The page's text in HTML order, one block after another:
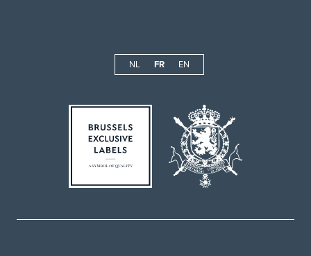
NL FR EN